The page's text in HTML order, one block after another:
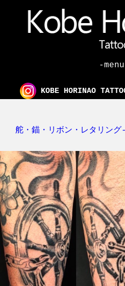
-
KOBE HORINAO
舵・錨・リボン・レタリン